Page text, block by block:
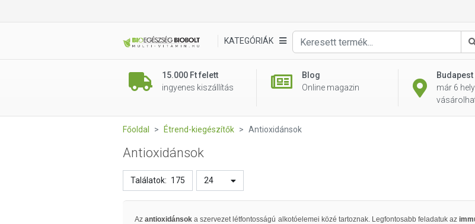
KATEGÓRIÁK
15.000 Ft felett
ingyenes kiszállítás
Blog
Online magazin
már 6
Főoldal Étrend-kiegészítők Antioxidánsok
Antioxidánsok
Találatok: 175 24
Azantioxidánsoka szervezet létfontosságú alkotóelemei közé tartoznak. Legfontosabb feladatuk az